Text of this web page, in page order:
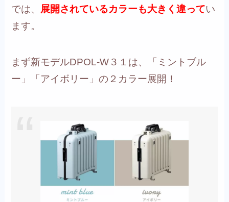
では、 展開されているカラーも大きく違ってい
ます。
まず新モデルDPOL-W３１は、「ミントブル
ー」「アイボリー」の２カラー展開！